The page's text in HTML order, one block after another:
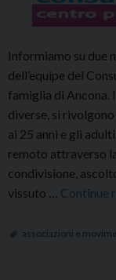
Informiamo su due
dell’equipe del
famiglia di Ancona.
diverse, si
ai 25 anni e gli
remoto attraverso
condivisione,
vissuto … Continue
associazioni e